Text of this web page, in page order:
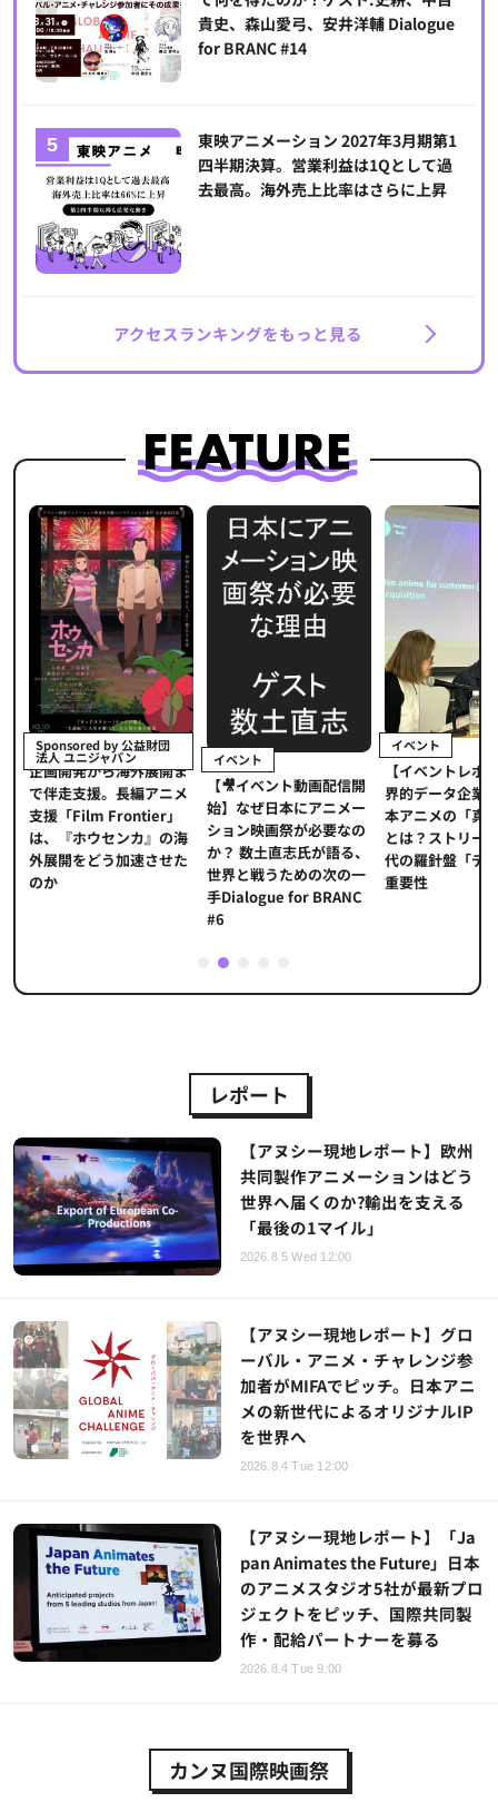
貴史、森山愛弓、安井洋輔 Dialogue
for BRANC #14
東映アニメーション 2027年3月期第1
四半期決算。営業利益は1Qとして過
去最高。海外売上比率はさらに上昇
アクセスランキングをもっと見る
Sponsored by 公益財団
法人 ユニジャパン
企画開発から海外展開ま
で伴走支援。長編アニメ
支援「Film Frontier」
は、『ホウセンカ』の海
外展開をどう加速させた
のか
イベント
【🎥イベント動画配信開
始】なぜ日本にアニメー
ション映画祭が必要なの
か？ 数土直志氏が語る、
世界と戦うための次の一
手Dialogue for BRANC
#6
イベント
【イベントレポ
界的データ企業
本アニメの「真
とは？ストリー
代の羅針盤「デ
重要性
2
レポート
【アヌシー現地レポート】欧州
共同製作アニメーションはどう
世界へ届くのか?輸出を支える
「最後の1マイル」
2026.8.5 Wed 12:00
【アヌシー現地レポート】グロ
ーバル・アニメ・チャレンジ参
加者がMIFAでピッチ。日本アニ
メの新世代によるオリジナルIP
を世界へ
2026.8.4 Tue 12:00
【アヌシー現地レポート】「Ja
pan Animates the Future」日本
のアニメスタジオ5社が最新プロ
ジェクトをピッチ、国際共同製
作・配給パートナーを募る
2026.8.4 Tue 9:00
カンヌ国際映画祭